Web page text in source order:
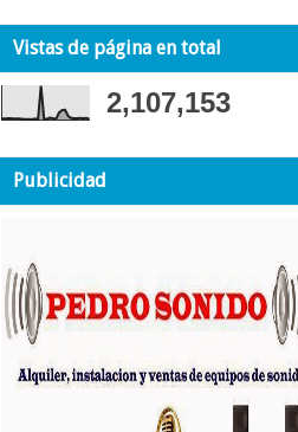
Vistas de página en total
2,107,153
Publicidad